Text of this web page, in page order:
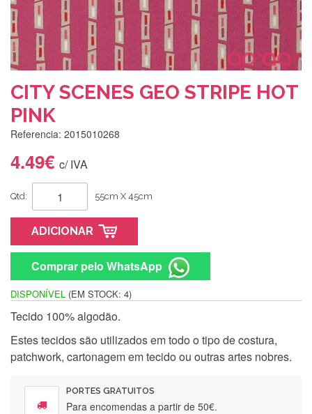
CITY SCENES GEO STRIPE HOT
PINK
Referencia: 2015010268
4.49€ c/ IVA
Qtd: 55cm X 45cm
ADICIONAR
Comprar pelo WhatsApp
DISPONÍVEL (EM STOCK: 4)
Tecido 100% algodão.
Estes tecidos são utilizados em todo o tipo de costura,
patchwork, cartonagem em tecido ou outras artes nobres.
PORTES GRATUITOS
Para encomendas a partir de 50€.